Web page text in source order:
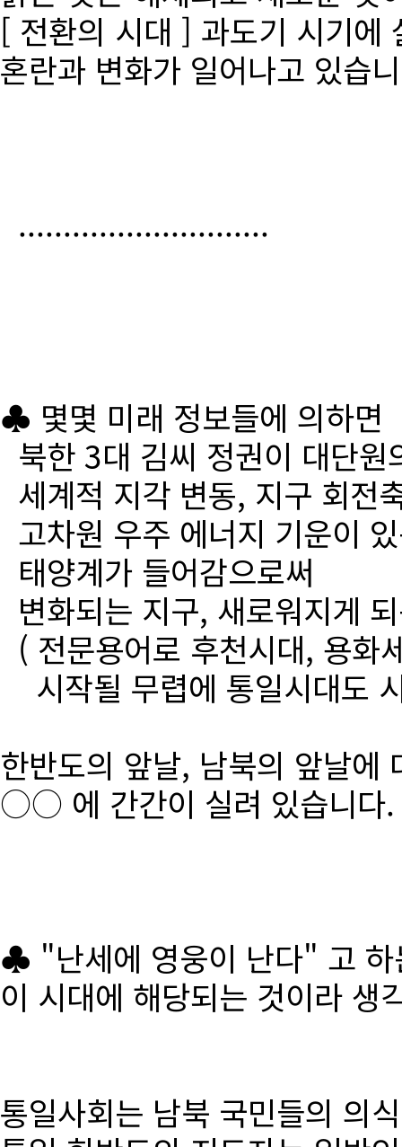
[ 전환의 시대 ] 과도기 시기에
혼란과 변화가 일어나고 있습
............................
♣ 몇몇 미래 정보들에 의하면
북한 3대 김씨 정권이 대단
세계적 지각 변동, 지구 회전
고차원 우주 에너지 기운이
태양계가 들어감으로써
변화되는 지구, 새로워지게
( 전문용어로 후천시대, 용화
시작될 무렵에 통일시대도
한반도의 앞날, 남북의 앞날에
○○ 에 간간이 실려 있습니다.
♣ "난세에 영웅이 난다" 고 하
이 시대에 해당되는 것이라 생
통일사회는 남북 국민들의 의